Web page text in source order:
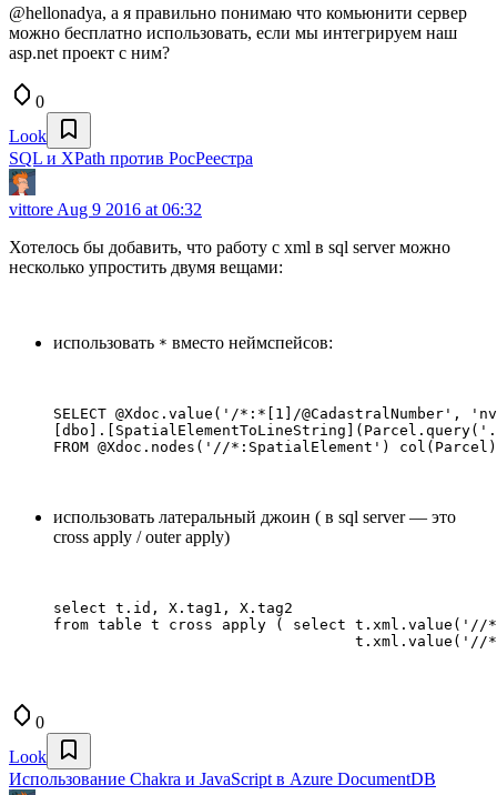
@hellonadya, а я правильно понимаю что комьюнити сервер
можно бесплатно использовать, если мы интегрируем наш
asp.net проект с ним?
0
Look
SQL и XPath против РосРеестра
vittore Aug 9 2016 at 06:32
Хотелось бы добавить, что работу с xml в sql server можно
несколько упростить двумя вещами:
использовать * вместо неймспейсов:
SELECT @Xdoc.value('/*:*[1]/@CadastralNumber',
FROM @Xdoc.nodes('//*:SpatialElement')
использовать латеральный джоин ( в sql server — это
cross apply / outer apply)
select t.id, X.tag1, X.tag2
from table t cross apply ( select
t.xml.value('//
0
Look
Использование Chakra и JavaScript в Azure DocumentDB